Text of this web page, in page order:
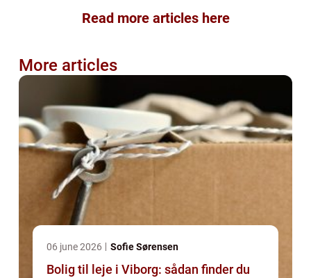
Read more articles here
More articles
06 june 2026 Sofie Sørensen
Bolig til leje i Viborg: sådan finder du